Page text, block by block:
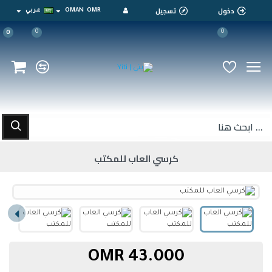
دخول تسجيل OMR
OMAN عربي
0
0
0
كرسي العاب للمكتب
43.000 OMR